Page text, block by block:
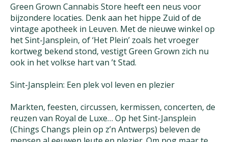
Green Grown Cannabis Store heeft een neus voor
bijzondere locaties. Denk aan het hippe Zuid of de
vintage apotheek in Leuven. Met de nieuwe winkel op
het Sint-Jansplein, of ‘Het Plein’ zoals het vroeger
kortweg bekend stond, vestigt Green Grown zich nu
ook in het volkse hart van ’t Stad.
Sint-Jansplein: Een plek vol leven en plezier
Markten, feesten, circussen, kermissen, concerten, de
reuzen van Royal de Luxe… Op het Sint-Jansplein
(Chings Changs plein op z’n Antwerps) beleven de